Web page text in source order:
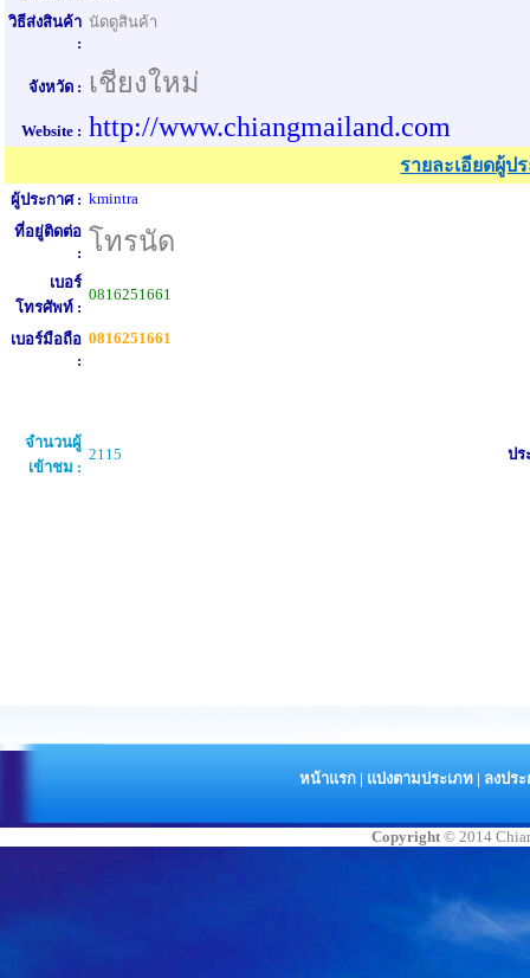
วิธีส่งสินค้า
:
นัดดูสินค้า
จังหวัด : เชียงใหม่
Website : http://www.chiangmailand.com
รายละเอียดผู้ป
ผู้ประกาศ : kmintra
ที่อยู่ติดต่อ
: โทรนัด
เบอร์
โทรศัพท์ :
0816251661
เบอร์มือถือ
:
0816251661
จำนวนผู้
เข้าชม :
2115 ปร
หน้าแรก | แบ่งตามประเภท | ลงปร
Copyright © 2014